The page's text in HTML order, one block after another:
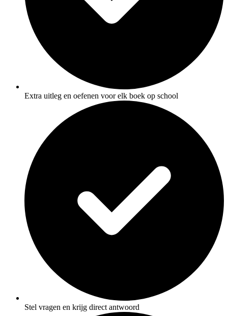
Extra uitleg en oefenen voor elk boek op school
Stel vragen en krijg direct antwoord